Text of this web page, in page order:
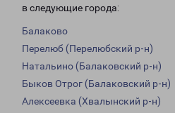
в следующие города:
Балаково
Перелюб (Перелюбский р-н)
Натальино (Балаковский р-н)
Быков Отрог (Балаковский р-н)
Алексеевка (Хвалынский р-н)